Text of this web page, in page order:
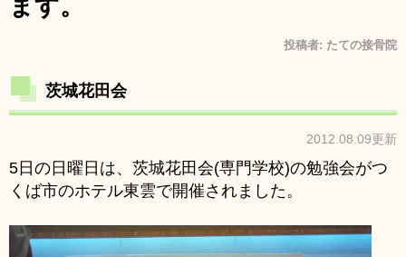
ます。
投稿者: たての接骨院
茨城花田会
2012.08.09更新
5日の日曜日は、茨城花田会(専門学校)の勉強会がつ
くば市のホテル東雲で開催されました。